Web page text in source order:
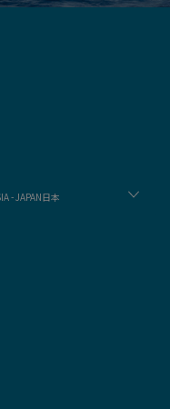
- JAPAN日本